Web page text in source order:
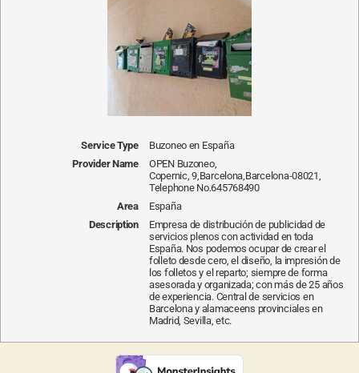
Service Type
Buzoneo en España
Provider Name
OPEN Buzoneo,
Copernic, 9,Barcelona,Barcelona-08021,
Telephone No.645768490
Area
España
Description
Empresa de distribución de publicidad de
servicios plenos con actividad en toda
España. Nos podemos ocupar de crear el
folleto desde cero, el diseño, la impresión de
los folletos y el reparto; siempre de forma
asesorada y organizada; con más de 25 años
de experiencia. Central de servicios en
Barcelona y alamaceens provinciales en
Madrid, Sevilla, etc.